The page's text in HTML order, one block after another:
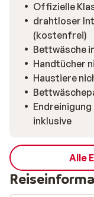
Offizielle
drahtloser
(kostenfrei)
Bettwäsche
Handtücher
Haustiere
Endreinigung
inklusive
Alle